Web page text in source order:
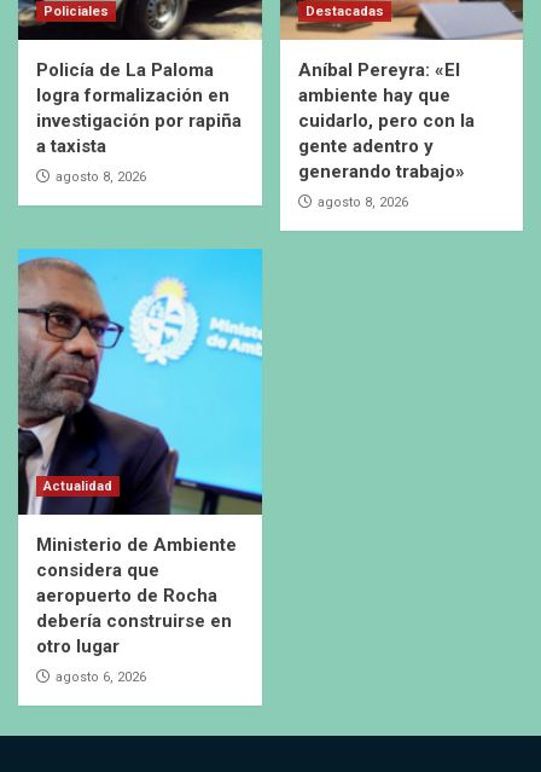
Policiales
Policía de La Paloma
logra formalización en
investigación por rapiña
a taxista
agosto 8, 2026
Destacadas
Aníbal Pereyra: «El
ambiente hay que
cuidarlo, pero con la
gente adentro y
generando trabajo»
agosto 8, 2026
Actualidad
Ministerio de Ambiente
considera que
aeropuerto de Rocha
debería construirse en
otro lugar
agosto 6, 2026